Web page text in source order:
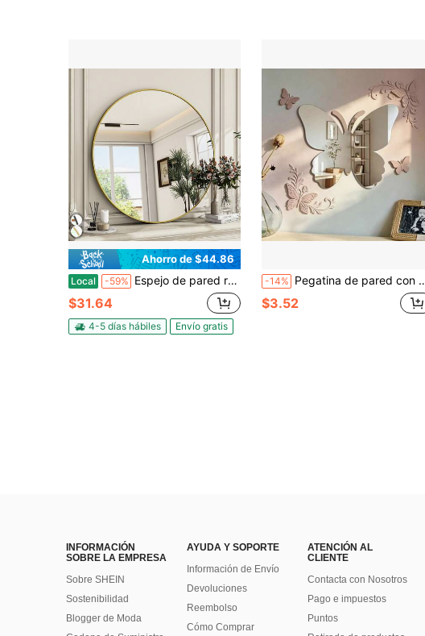
Ahorro de $44.86
Local -59% Espejo de pared redondo de 20-24-30 pulgadas en negro y dorado, espejo de baño ideal para colocar sobre los tocadores, adecuado para baños, entradas, dormitorios y áreas de vestir
$31.64
4-5 días hábiles Envío gratis
-14% Pegatina de pared con espejo en forma de mariposa plateada, pieza de arte de espejo acrílico autoadhesivo, elegante pegatina de pared con mariposa brillante adecuada para dormitorio, sala de estar, baño, opción ideal para mejorar la estética del hogar y como regalo
$3.52
INFORMACIÓN
SOBRE LA EMPRESA
Sobre SHEIN
Sostenibilidad
Blogger de Moda
AYUDA Y SOPORTE
Información de Envío
Devoluciones
Reembolso
Cómo Comprar
ATENCIÓN AL
CLIENTE
Contacta con Nosotros
Pago e impuestos
Puntos